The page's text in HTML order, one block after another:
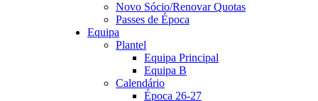
Novo Sócio/Renovar Quotas
Passes de Época
Equipa
Plantel
Equipa Principal
Equipa B
Calendário
Época 26-27